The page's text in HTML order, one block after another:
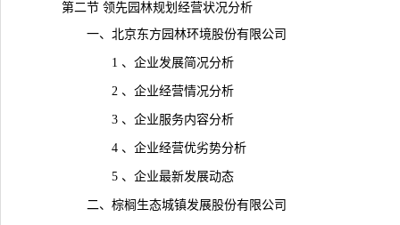
第二节 领先园林规划经营状况分析
一、北京东方园林环境股份有限公司
1 、企业发展简况分析
2 、企业经营情况分析
3 、企业服务内容分析
4 、企业经营优劣势分析
5 、企业最新发展动态
二、棕榈生态城镇发展股份有限公司